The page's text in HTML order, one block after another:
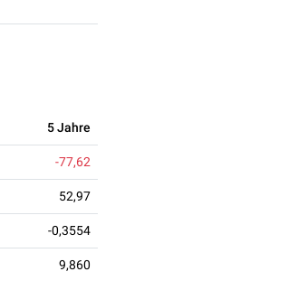
5 Jahre
-77,62
52,97
-0,3554
9,860